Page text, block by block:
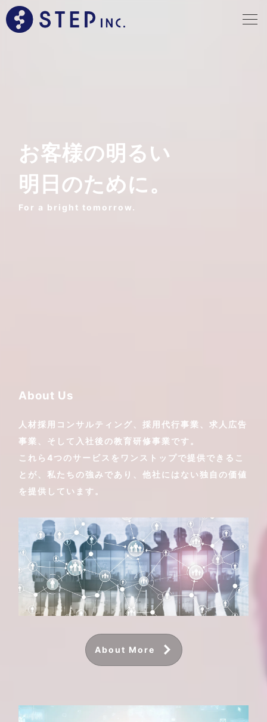
お客様の明るい
明日のために。
For a bright tomorrow.
About Us
人材採用コンサルティング、採用代行事業、求人広告
事業、そして入社後の教育研修事業です。
これら4つのサービスをワンストップで提供できるこ
とが、私たちの強みであり、他社にはない独自の価値
を提供しています。
About More
求職者向け
採用情報